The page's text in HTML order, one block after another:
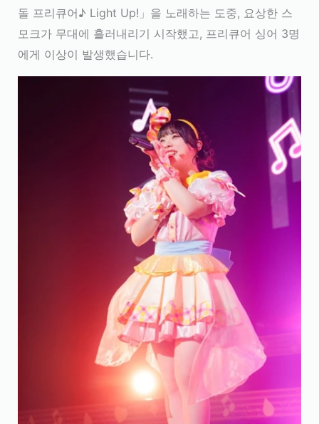
돌 프리큐어♪ Light Up!」을 노래하는 도중, 요상한 스
모크가 무대에 흘러내리기 시작했고, 프리큐어 싱어 3명
에게 이상이 발생했습니다.